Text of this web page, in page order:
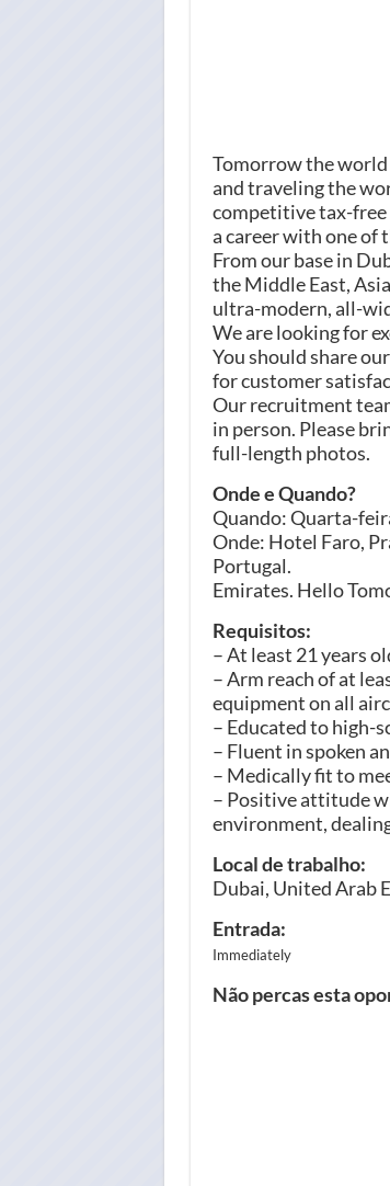
Tomorrow the world
and traveling the
competitive tax-free
a career with one of
From our base in
the Middle East,
ultra-modern, all-
We are looking for
You should share
for customer
Our recruitment
in person. Please
full-length photos.
Onde e Quando?
Quando: Quarta-
Onde: Hotel Faro,
Portugal.
Emirates. Hello
Requisitos:
– At least 21 years
– Arm reach of at
equipment on all
– Educated to high-
– Fluent in spoken
– Medically fit to
– Positive attitude
environment,
Local de trabalho:
Dubai, United Arab
Entrada:
Immediately
Não percas esta